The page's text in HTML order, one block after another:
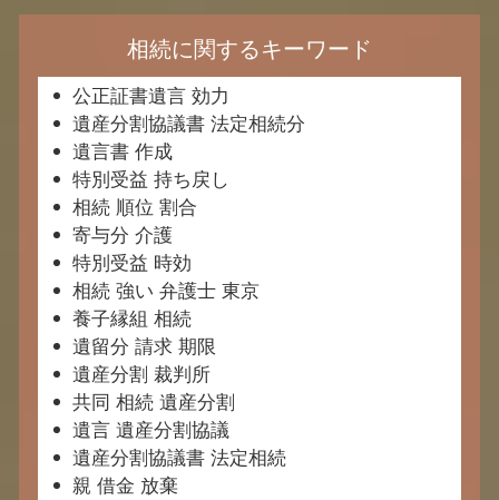
相続に関するキーワード
公正証書遺言 効力
遺産分割協議書 法定相続分
遺言書 作成
特別受益 持ち戻し
相続 順位 割合
寄与分 介護
特別受益 時効
相続 強い 弁護士 東京
養子縁組 相続
遺留分 請求 期限
遺産分割 裁判所
共同 相続 遺産分割
遺言 遺産分割協議
遺産分割協議書 法定相続
親 借金 放棄